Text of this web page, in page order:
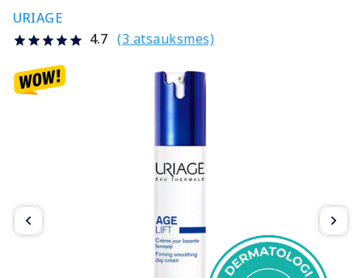
URIAGE
4.7 (3 atsauksmes)